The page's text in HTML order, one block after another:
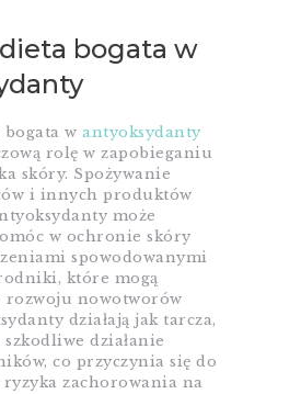
bogata w
w antyoksydanty
rolę w zapobieganiu
skóry. Spożywanie
i innych produktów
może
w ochronie skóry
spowodowanymi
które mogą
rozwoju nowotworów
działają jak tarcza,
działanie
co przyczynia się do
zachorowania na